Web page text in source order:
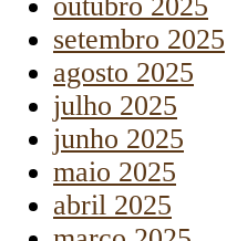
setembro 2025
agosto 2025
julho 2025
junho 2025
maio 2025
abril 2025